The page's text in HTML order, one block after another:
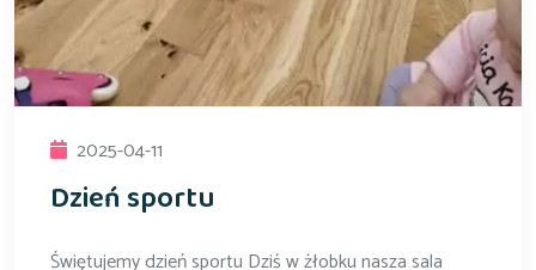
2025-04-11
Dzień sportu
Świętujemy dzień sportu Dziś w żłobku nasza sala